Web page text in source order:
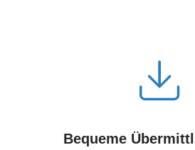
Bequeme